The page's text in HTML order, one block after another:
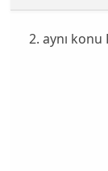
2. aynı